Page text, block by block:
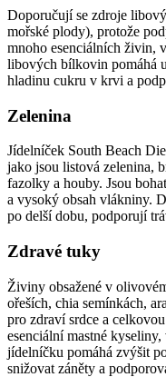
Doporučují se zdroje
mořské plody), protože
mnoho esenciálních živin,
libových bílkovin pomáhá
hladinu cukru v krvi a
Zelenina
Jídelníček South Beach
jako jsou listová zelenina,
fazolky a houby. Jsou
a vysoký obsah vlákniny.
po delší dobu, podporují
Zdravé tuky
Živiny obsažené v
ořeších, chia semínkách,
pro zdraví srdce a
esenciální mastné
jídelníčku pomáhá zvýšit
snižovat záněty a